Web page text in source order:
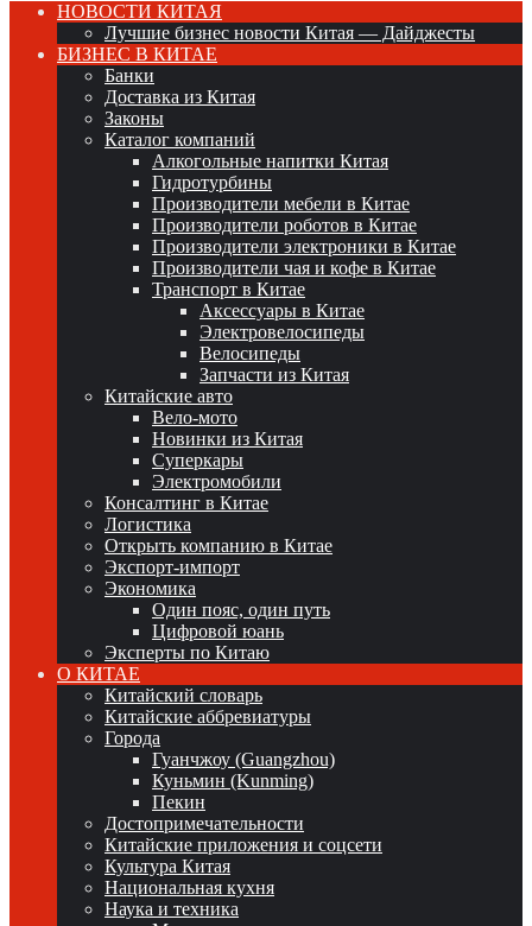
НОВОСТИ КИТАЯ
Лучшие бизнес новости Китая — Дайджесты
БИЗНЕС В КИТАЕ
Банки
Доставка из Китая
Законы
Каталог компаний
Алкогольные напитки Китая
Гидротурбины
Производители мебели в Китае
Производители роботов в Китае
Производители электроники в Китае
Производители чая и кофе в Китае
Транспорт в Китае
Аксессуары в Китае
Электровелосипеды
Велосипеды
Запчасти из Китая
Китайские авто
Вело-мото
Новинки из Китая
Суперкары
Электромобили
Консалтинг в Китае
Логистика
Открыть компанию в Китае
Экспорт-импорт
Экономика
Один пояс, один путь
Цифровой юань
Эксперты по Китаю
О КИТАЕ
Китайский словарь
Китайские аббревиатуры
Города
Гуанчжоу (Guangzhou)
Куньмин (Kunming)
Пекин
Достопримечательности
Китайские приложения и соцсети
Культура Китая
Национальная кухня
Наука и техника